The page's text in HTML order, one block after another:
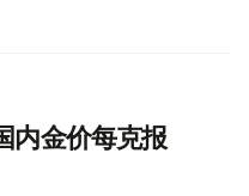
内金价每克报